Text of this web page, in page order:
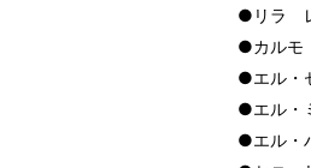
●リラ
●カルモ
●エル・
●エル・
●エル・